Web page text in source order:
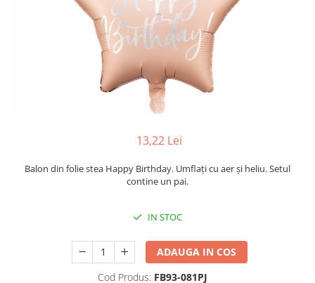
13,22 Lei
Balon din folie stea Happy Birthday. Umflați cu aer și heliu. Setul
contine un pai.
IN STOC
ADAUGA IN COS
Cod Produs: FB93-081PJ